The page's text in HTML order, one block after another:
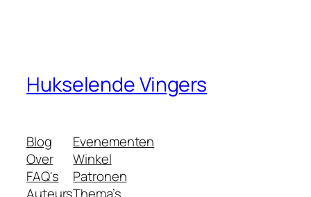
Hukselende Vingers
Blog
Over
FAQ's
Evenementen
Winkel
Patronen